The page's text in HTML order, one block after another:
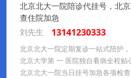
北京北大一院陪诊代挂号，北
查住院加急
刘先生
13141230333
北京北大一院定期复诊一站式陪护
北京北大一院当日挂号加急各项检